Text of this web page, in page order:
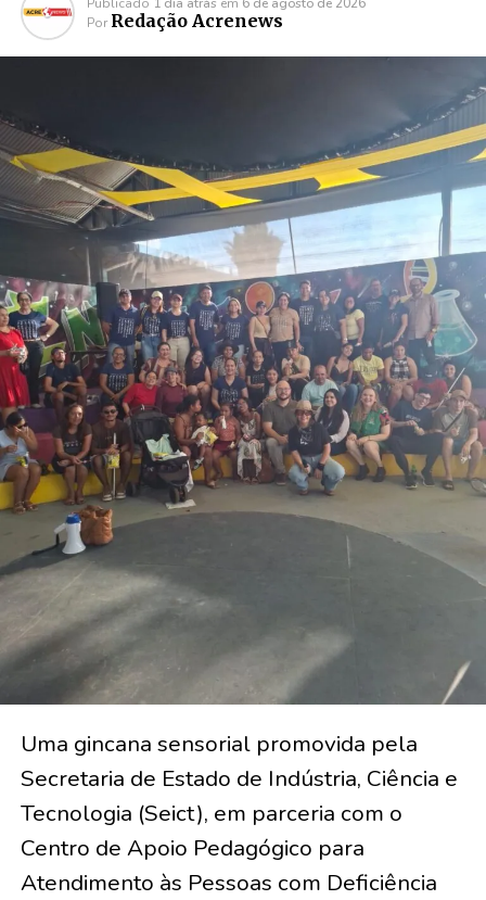
Por Redação Acrenews
Uma gincana sensorial promovida pela
Secretaria de Estado de Indústria, Ciência e
Tecnologia (Seict), em parceria com o
Centro de Apoio Pedagógico para
Atendimento às Pessoas com Deficiência